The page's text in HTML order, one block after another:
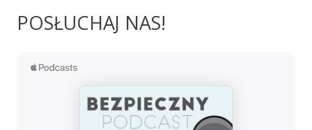
POSŁUCHAJ NAS!